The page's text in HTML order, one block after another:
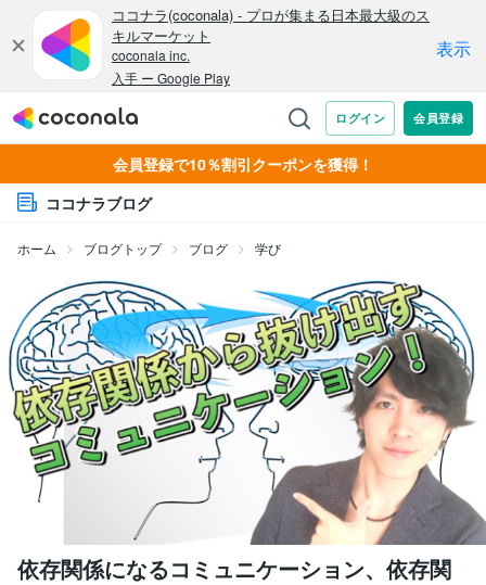
会員登録で10％割引クーポンを獲得！
ココナラブログ
ホーム ブログトップ ブログ 学び
依存関係になるコミュニケーション、依存関